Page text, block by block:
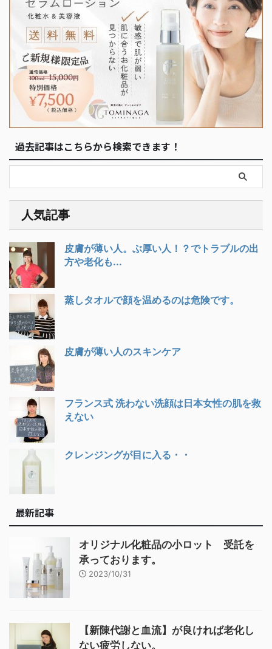
過去記事はこちらから検索できます！
人気記事
皮膚が薄い人。ぶ厚い人！？でトラブルの出
方や老化も...
蒸しタオルで顔を温めるのは危険です。
皮膚が薄い人のスキンケア
フランス式 洗わない洗顔は日本女性の肌を救
えない
クレンジングが目に入る・・
最新記事
オリジナル化粧品の小ロット 受託を
承っております。
2023/10/31
【新陳代謝と血流】が良ければ老化し
ない疲労しない。